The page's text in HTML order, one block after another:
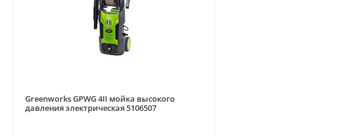
Greenworks GPWG 4II мойка высокого
давления электрическая 5106507